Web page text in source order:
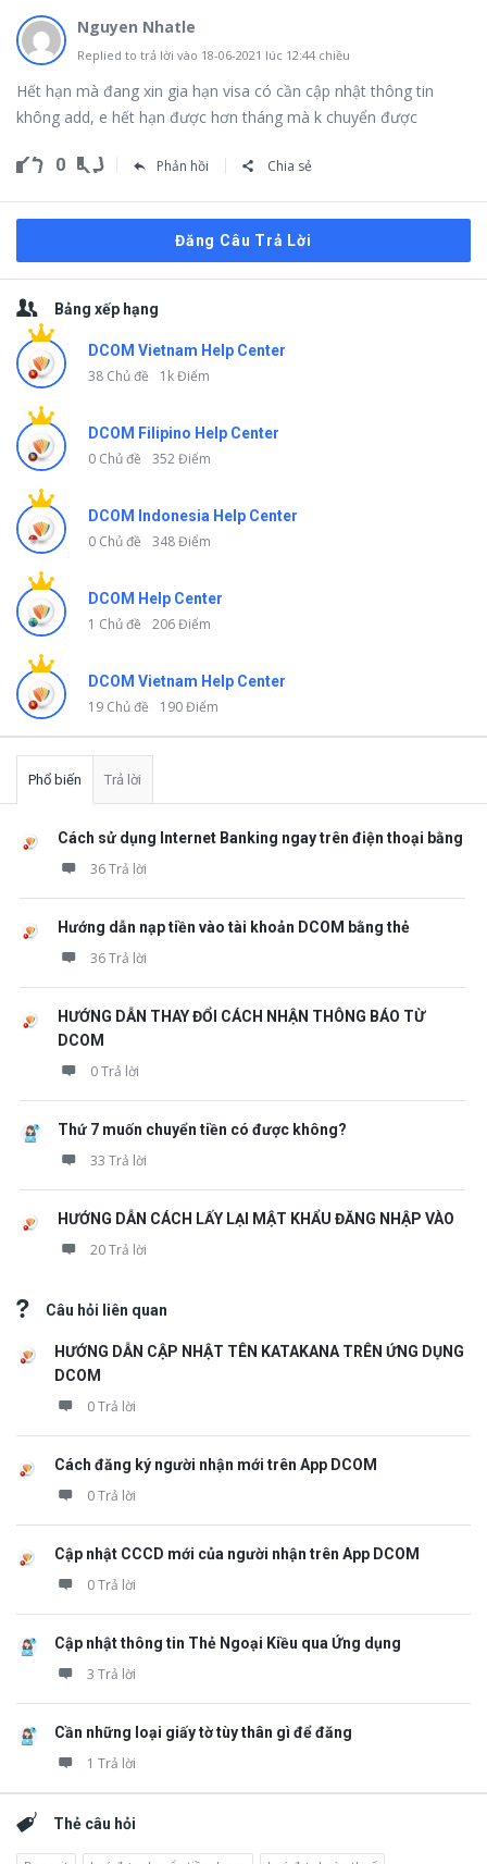
Nguyen Nhatle
Replied to trả lời vào 18-06-2021 lúc 12:44 chiều
Hết hạn mà đang xin gia hạn visa có cần cập nhật thông tin
không add, e hết hạn được hơn tháng mà k chuyển được
0 Phản hồi Chia sẻ
Đăng Câu Trả Lời
Thanh
bên
Bảng xếp hạng
DCOM Vietnam Help Center
38 Chủ đề 1k Điểm
DCOM Filipino Help Center
0 Chủ đề 352 Điểm
DCOM Indonesia Help Center
0 Chủ đề 348 Điểm
DCOM Help Center
1 Chủ đề 206 Điểm
DCOM Vietnam Help Center
19 Chủ đề 190 Điểm
Phổ biến Trả lời
Cách sử dụng Internet Banking ngay trên điện thoại bằng
36 Trả lời
Hướng dẫn nạp tiền vào tài khoản DCOM bằng thẻ
36 Trả lời
HƯỚNG DẪN THAY ĐỔI CÁCH NHẬN THÔNG BÁO TỪ
DCOM
0 Trả lời
Thứ 7 muốn chuyển tiền có được không?
33 Trả lời
HƯỚNG DẪN CÁCH LẤY LẠI MẬT KHẨU ĐĂNG NHẬP VÀO
20 Trả lời
Câu hỏi liên quan
HƯỚNG DẪN CẬP NHẬT TÊN KATAKANA TRÊN ỨNG DỤNG
DCOM
0 Trả lời
Cách đăng ký người nhận mới trên App DCOM
0 Trả lời
Cập nhật CCCD mới của người nhận trên App DCOM
0 Trả lời
Cập nhật thông tin Thẻ Ngoại Kiều qua Ứng dụng
3 Trả lời
Cần những loại giấy tờ tùy thân gì để đăng
1 Trả lời
Thẻ câu hỏi